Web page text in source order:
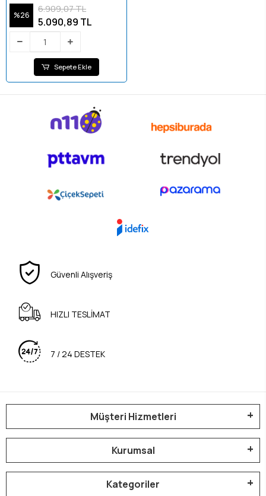
%26
6.909,07 TL
5.090,89 TL
Sepete Ekle
Güvenli Alışveriş
HIZLI TESLİMAT
7 / 24 DESTEK
Müşteri Hizmetleri
Kurumsal
Kategoriler